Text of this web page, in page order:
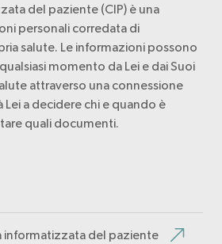
del paziente (CIP) è una
personali corredata di
salute. Le informazioni possono
momento da Lei e dai Suoi
attraverso una connessione
Lei a decidere chi e quando è
quali documenti.
informatizzata del paziente